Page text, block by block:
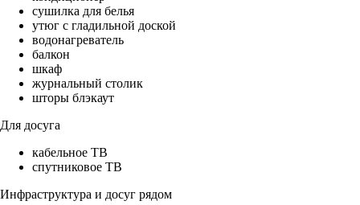
сушилка для белья
утюг с гладильной доской
водонагреватель
балкон
шкаф
журнальный столик
шторы блэкаут
Для досуга
кабельное ТВ
спутниковое ТВ
Инфраструктура и досуг рядом